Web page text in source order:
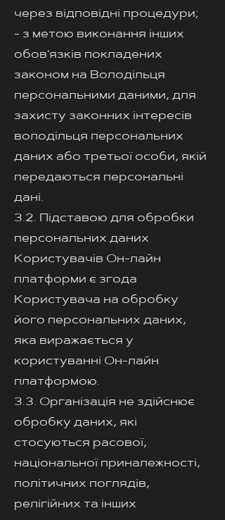
через відповідні процедури;
- з метою виконання інших
обов'язків покладених
законом на Володільця
персональними даними, для
захисту законних інтересів
володільця персональних
даних або третьої особи, якій
передаються персональні
дані.
3.2. Підставою для обробки
персональних даних
Користувачів Он-лайн
платформи є згода
Користувача на обробку
його персональних даних,
яка виражається у
користуванні Он-лайн
платформою.
3.3. Організація не здійснює
обробку даних, які
стосуються расової,
національної приналежності,
політичних поглядів,
релігійних та інших